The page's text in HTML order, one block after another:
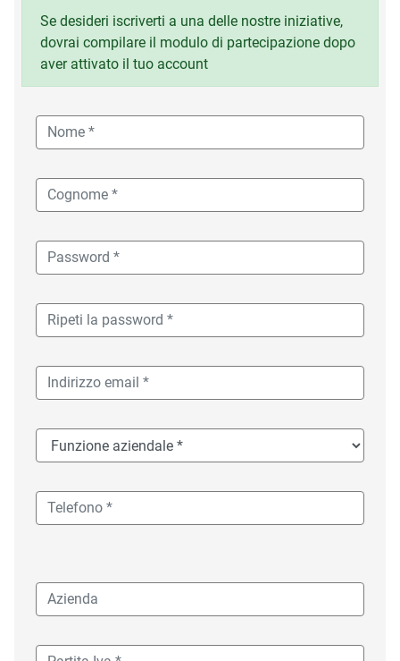
Se desideri iscriverti a una delle nostre iniziative,
dovrai compilare il modulo di partecipazione dopo
aver attivato il tuo account